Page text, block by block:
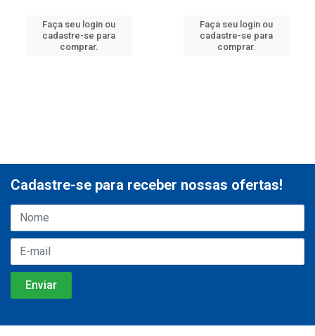
Faça seu login ou
cadastre-se para
comprar.
Faça seu login ou
cadastre-se para
comprar.
Cadastre-se para receber nossas ofertas!